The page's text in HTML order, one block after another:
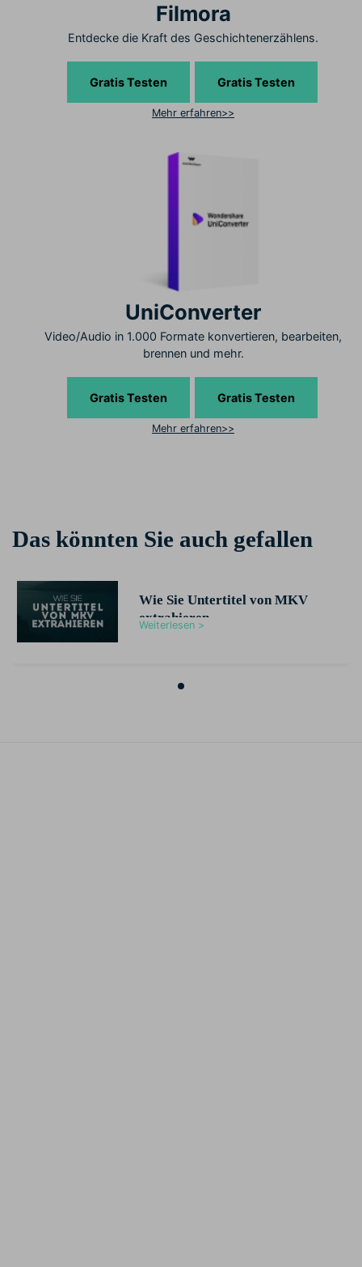
Filmora
Entdecke die Kraft des Geschichtenerzählens.
Gratis Testen Gratis Testen
Mehr erfahren>>
UniConverter
Video/Audio in 1.000 Formate konvertieren, bearbeiten,
brennen und mehr.
Gratis Testen Gratis Testen
Mehr erfahren>>
Das könnten Sie auch gefallen
Wie Sie Untertitel von MKV
extrahieren
Weiterlesen >